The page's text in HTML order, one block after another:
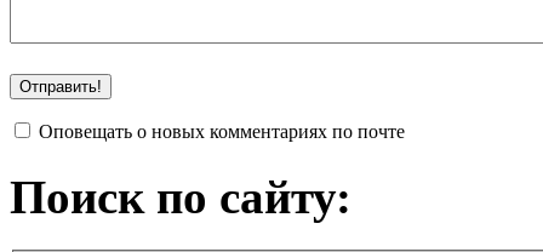
Оповещать о новых комментариях по почте
Поиск по сайту: